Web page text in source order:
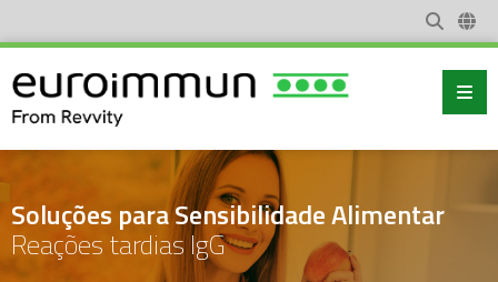
Soluções para Sensibilidade Alimentar
Reações tardias IgG